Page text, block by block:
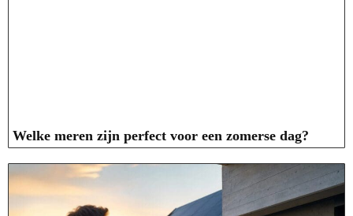
Welke meren zijn perfect voor een zomerse dag?